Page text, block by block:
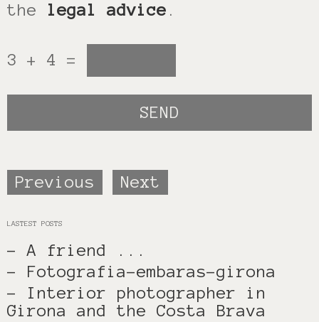
the legal advice .
3 + 4 =
Previous Next
LASTEST POSTS
- A friend ...
- Fotografia-embaras-girona
- Interior photographer in
Girona and the Costa Brava